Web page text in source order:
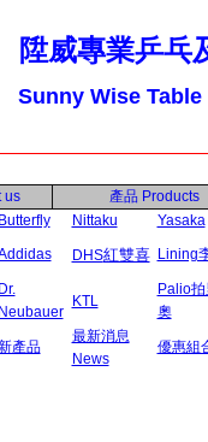
陞威專業乒乓
Sunny Wise
us 產品 Products
Butterfly Nittaku
Yasaka
DHS紅雙喜 Lining
Dr.
Neubauer
KTL
Palio拍
奧
產品
最新消息
News
優惠組